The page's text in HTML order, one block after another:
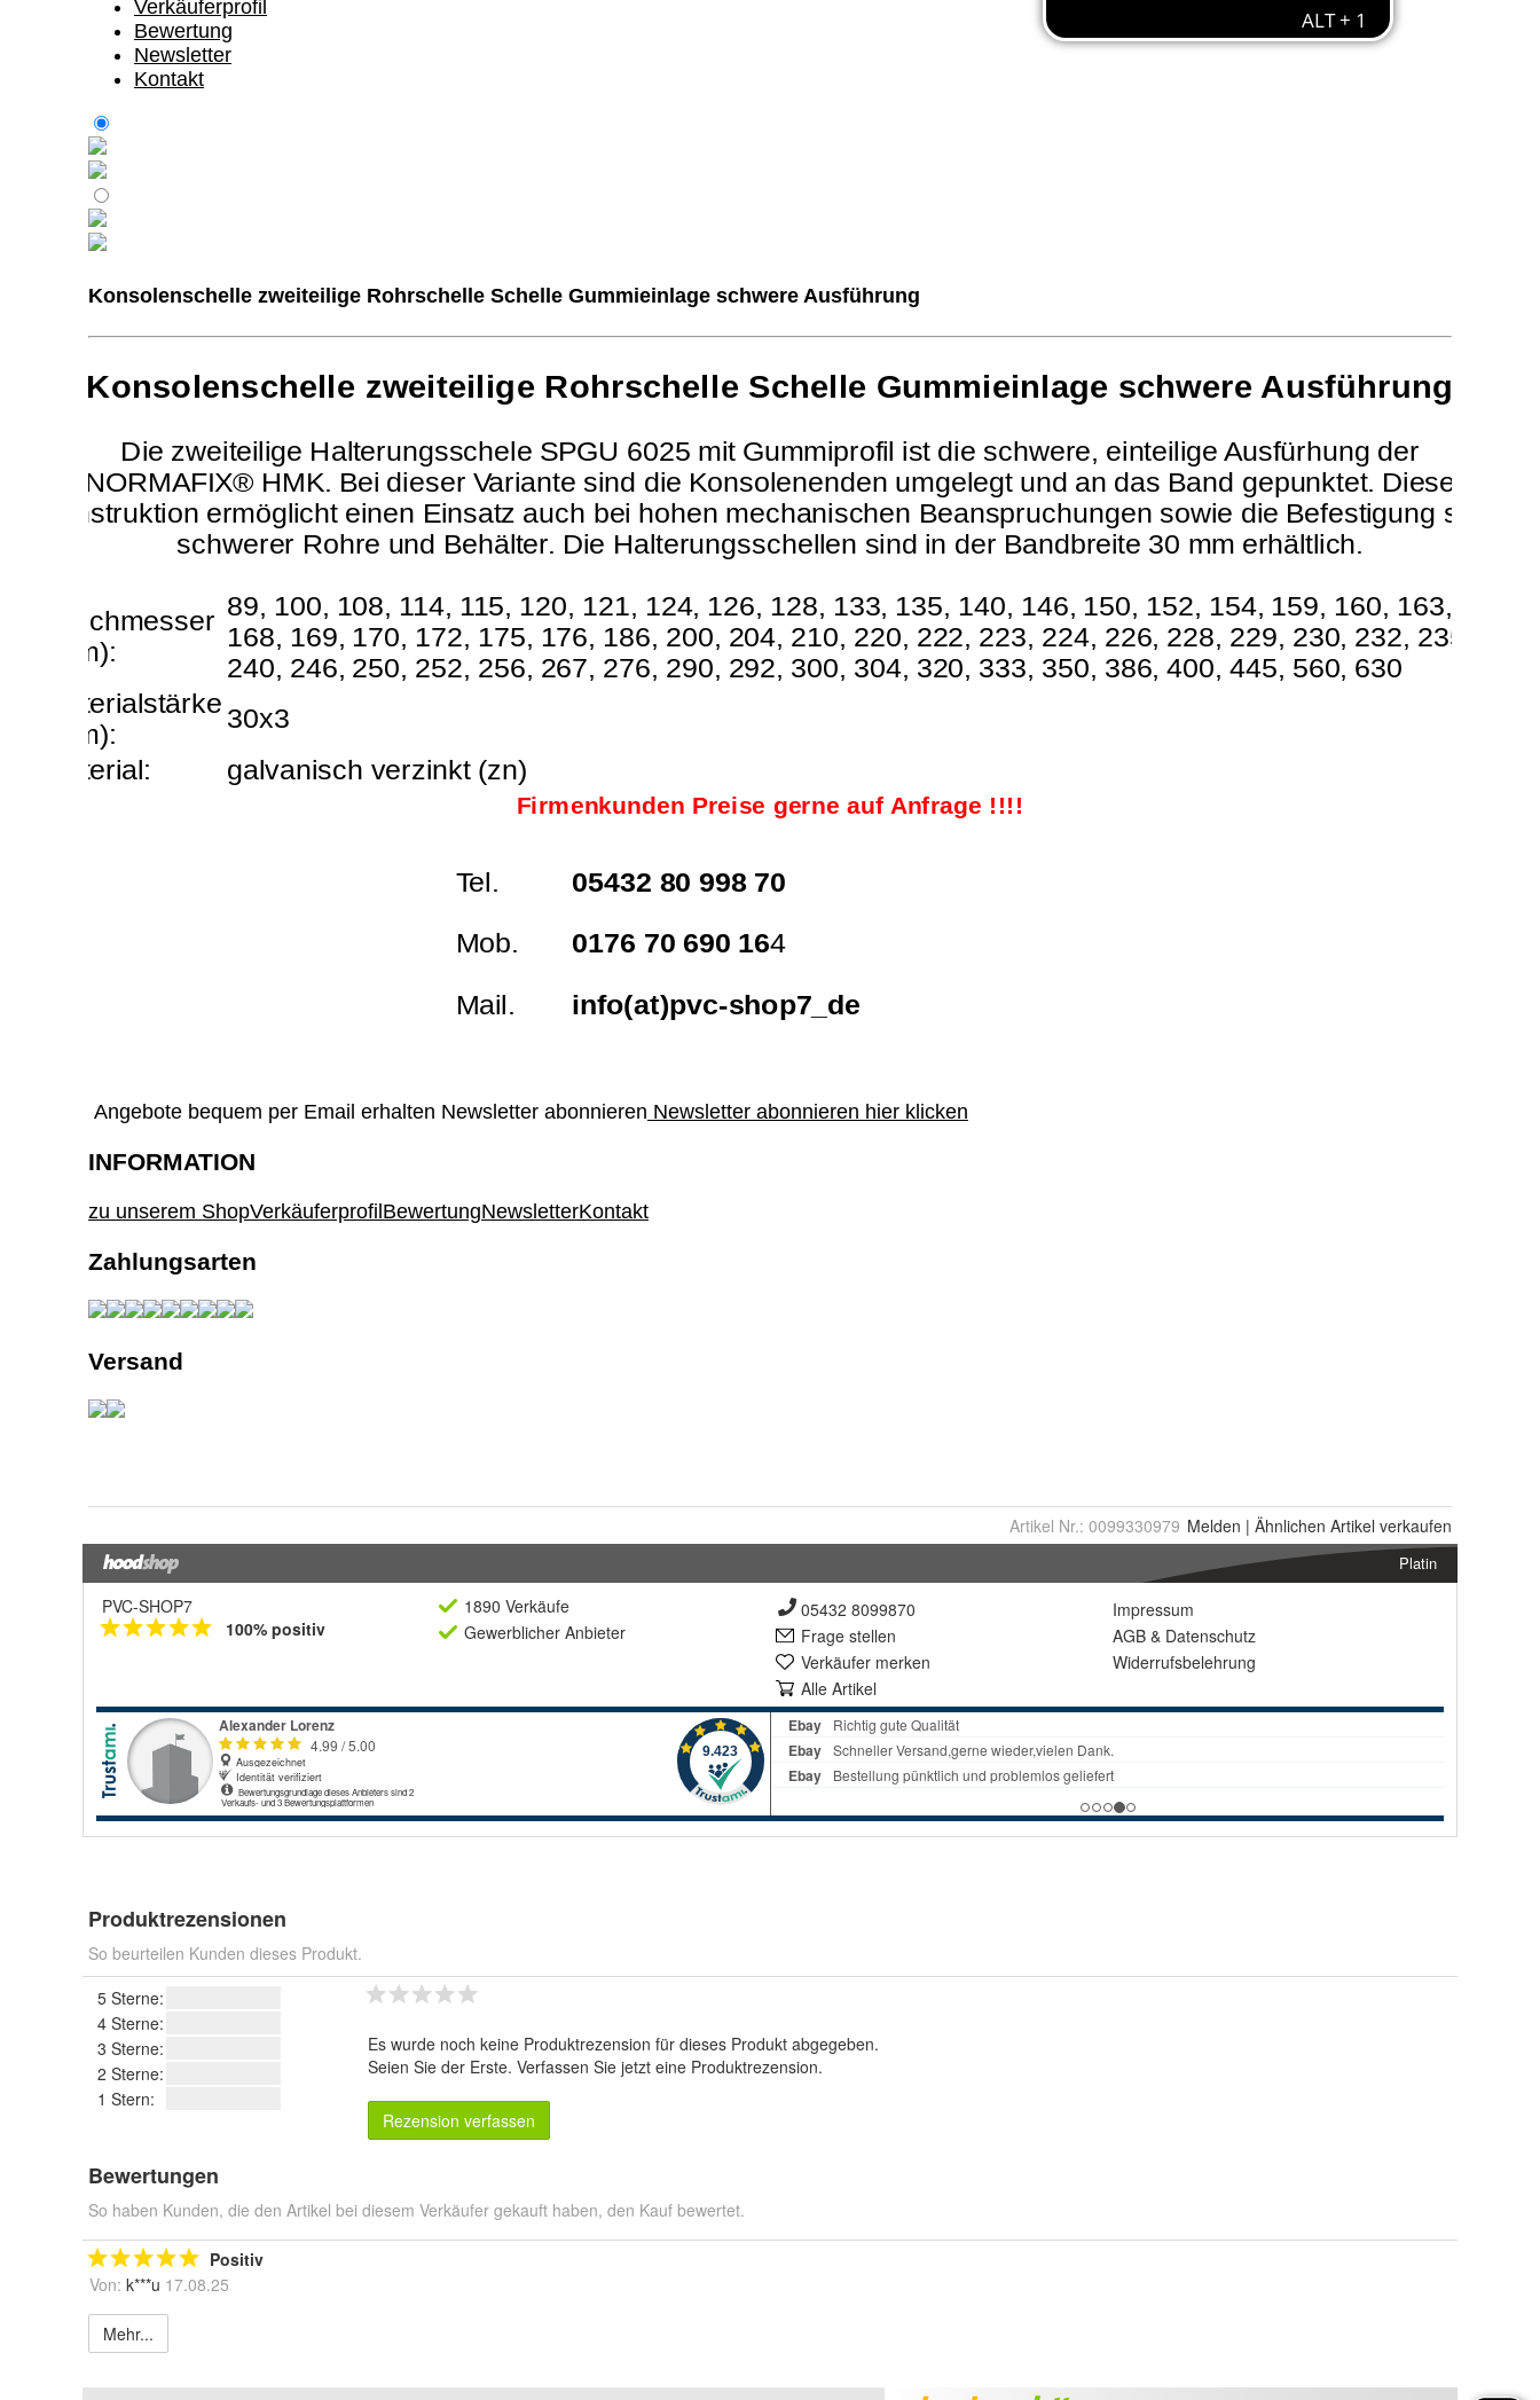
Artikel Nr.: 0099330979 Melden | Ähnlichen Artikel verkaufen
Platin
PVC-SHOP7
100% positiv
1890 Verkäufe
Gewerblicher Anbieter
05432 8099870
Frage stellen
Verkäufer merken
Alle Artikel
Impressum
AGB & Datenschutz
Widerrufsbelehrung
Produktrezensionen
So beurteilen Kunden dieses Produkt.
5 Sterne:
4 Sterne:
3 Sterne:
2 Sterne:
1 Stern:
Es wurde noch keine Produktrezension für dieses Produkt abgegeben.
Seien Sie der Erste. Verfassen Sie jetzt eine Produktrezension.
Rezension verfassen
Bewertungen
So haben Kunden, die den Artikel bei diesem Verkäufer gekauft haben, den Kauf bewertet.
Positiv
Von: k***u 17.08.25
Mehr...